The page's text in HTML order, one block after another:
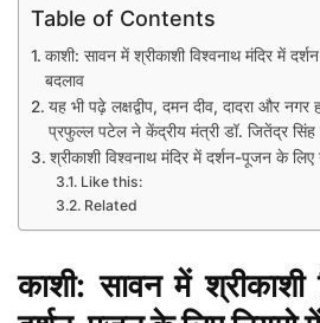
Table of Contents
काशी: सावन में श्रीकाशी विश्वनाथ मंदिर में
बदलाव
यह भी पढ़े लक्षद्वीप, दमन दीव, दादरा और
प्रफुल्ल पटेल ने केंद्रीय मंत्री डॉ. जितेंद्र
श्रीकाशी विश्वनाथ मंदिर में दर्शन-पूजन के
Like this:
Related
काशी: सावन में श्रीकाशी